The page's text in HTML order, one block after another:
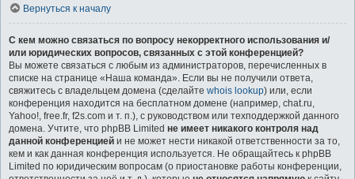
Вернуться к началу
С кем можно связаться по вопросу некорректного использования и/
или юридических вопросов, связанных с этой конференцией?
Вы можете связаться с любым из администраторов, перечисленных в
списке на странице «Наша команда». Если вы не получили ответа,
свяжитесь с владельцем домена (сделайте whois lookup) или, если
конференция находится на бесплатном домене (например, chat.ru,
Yahoo!, free.fr, f2s.com и т. п.), с руководством или техподдержкой данного
домена. Учтите, что phpBB Limited не имеет никакого контроля над
данной конференцией и не может нести никакой ответственности за то,
кем и как данная конференция используется. Не обращайтесь к phpBB
Limited по юридическим вопросам (о приостановке работы конференции,